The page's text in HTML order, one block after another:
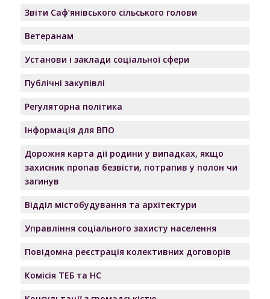
профілактичного заходу з
допомоги в підготовці до
нового навчального року та
дітям із сімей, які
перебувають у складних
дозволу на прийняття в дар
від ХХХХХХХХХ житлового
адресою: провулок
ХХХХХХХХХ, ХХХХХХХХХ,
область, в якому
зареєстровані діти
Рішення
Звіти Саф’янівського сільського голови
Ветеранам
Установи і заклади соціальної сфери
Публічні закупівлі
Регуляторна політика
Інформація для ВПО
Дорожня карта дії родини у випадках, якщо
захисник пропав безвісти, потрапив у полон чи
загинув
Відділ містобудування та архітектури
Управління соціального захисту населення
Повідомна реєстрація колективних договорів
Комісія ТЕБ та НС